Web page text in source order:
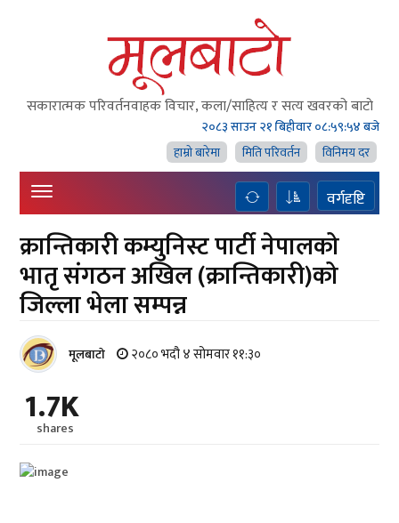
सकारात्मक परिवर्तनवाहक विचार, कला/साहित्य र सत्य खवरको बाटाे
२०८३ साउन २१ बिहीवार०८:५९:५५ बजे
हाम्राे बारेमा
मिति परिवर्तन विनिमय दर
वर्गदृष्टि
क्रान्तिकारी कम्युनिस्ट पार्टी नेपालको
भातृ संगठन अखिल (क्रान्तिकारी)को
जिल्ला भेला सम्पन्न
मूलबाटाे २०८० भदौ ४ सोमवार ११:३०
1.7K
shares